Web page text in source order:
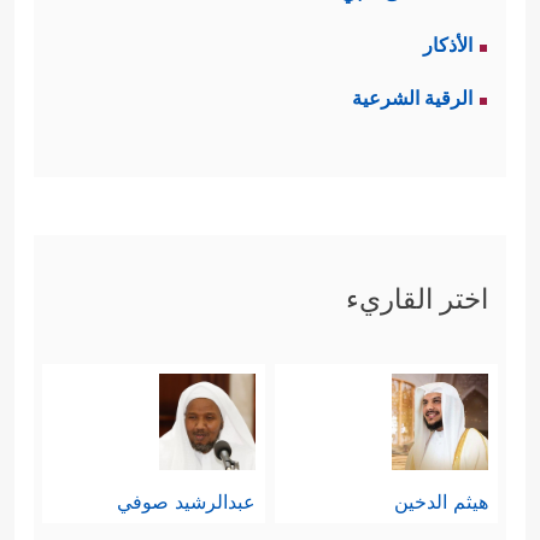
الأذكار
الرقية الشرعية
اختر القاريء
هيثم الدخين عبدالرشيد صوفي